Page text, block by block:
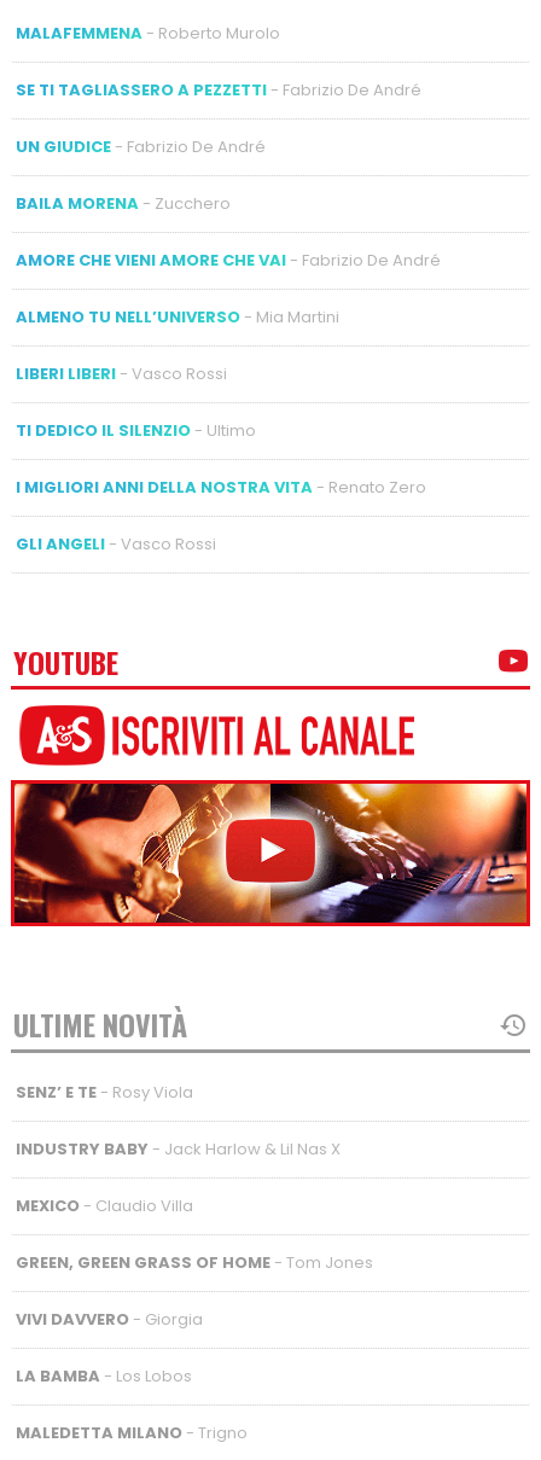
MALAFEMMENA- Roberto Murolo
SE TI TAGLIASSERO A PEZZETTI- Fabrizio De André
UN GIUDICE- Fabrizio De André
BAILA MORENA- Zucchero
AMORE CHE VIENI AMORE CHE VAI- Fabrizio De André
ALMENO TU NELL’UNIVERSO- Mia Martini
LIBERI LIBERI- Vasco Rossi
TI DEDICO IL SILENZIO- Ultimo
I MIGLIORI ANNI DELLA NOSTRA VITA- Renato Zero
GLI ANGELI- Vasco Rossi
YOUTUBE
ULTIME NOVITÀ
SENZ’ E TE- Rosy Viola
INDUSTRY BABY - Jack Harlow & Lil Nas X
MEXICO- Claudio Villa
GREEN, GREEN GRASS OF HOME- Tom Jones
VIVI DAVVERO- Giorgia
LA BAMBA - Los Lobos
MALEDETTA MILANO- Trigno